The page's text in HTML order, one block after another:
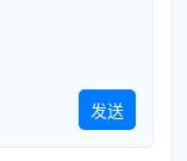
发送